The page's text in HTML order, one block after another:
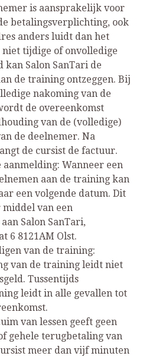
is aansprakelijk voor
betalingsverplichting, ook
anders luidt dan het
niet tijdige of onvolledige
kan Salon SanTari de
de training ontzeggen. Bij
nakoming van de
de overeenkomst
van de (volledige)
de deelnemer. Na
de cursist de factuur.
Wanneer een
aan de training kan
een volgende datum. Dit
van een
Salon SanTari,
6 8121AM Olst.
van de training:
van de training leidt niet
Tussentijds
leidt in alle gevallen tot
van lessen geeft geen
gehele terugbetaling van
meer dan vijf minuten